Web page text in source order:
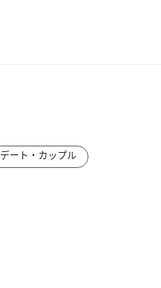
デート・カップル